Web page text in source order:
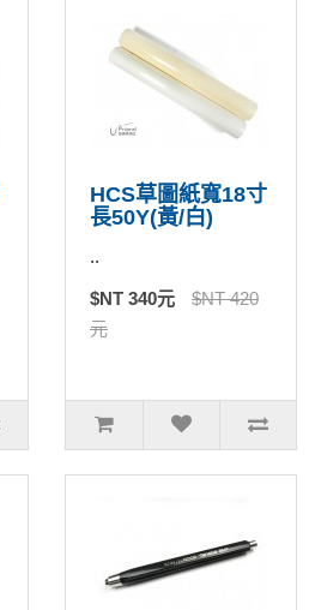
HCS草圖紙寬18寸
長50Y(黃/白)
..
$NT 340元
$NT 420
元